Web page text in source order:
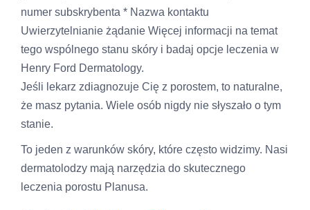
numer subskrybenta * Nazwa kontaktu
Uwierzytelnianie żądanie Więcej informacji na temat
tego wspólnego stanu skóry i badaj opcje leczenia w
Henry Ford Dermatology.
Jeśli lekarz zdiagnozuje Cię z porostem, to naturalne,
że masz pytania. Wiele osób nigdy nie słyszało o tym
stanie.
To jeden z warunków skóry, które często widzimy. Nasi
dermatolodzy mają narzędzia do skutecznego
leczenia porostu Planusa.